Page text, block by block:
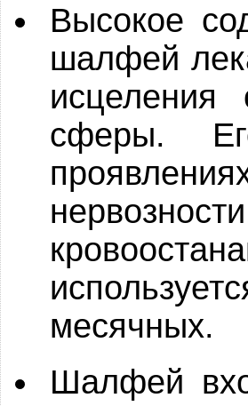
Высокое
шалфей
исцеления
сферы.
месячных.
Шалфей